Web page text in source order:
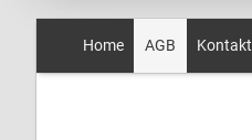
Home AGB Kontakt